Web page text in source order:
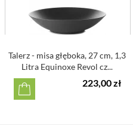
Talerz - misa głęboka, 27 cm, 1,3
Litra Equinoxe Revol cz...
223,00 zł